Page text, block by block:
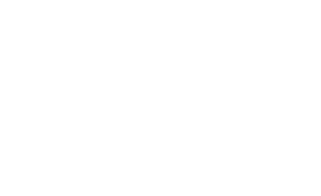
лучей, воздействия
течении 24 часов.